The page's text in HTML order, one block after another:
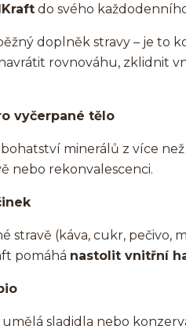
do svého
doplněk stravy – je to
rovnováhu, zklidnit
vyčerpané tělo
minerálů z více
nebo rekonvalescenci.
stravě (káva, cukr, pečivo,
pomáhá nastolit vnitřní
sladidla nebo